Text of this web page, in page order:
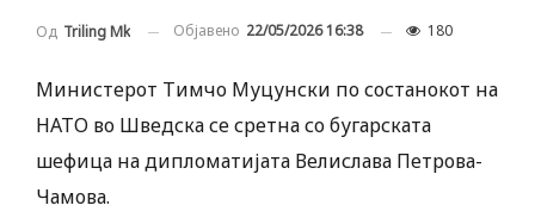
Од Triling Mk Објавено 22/05/2026 16:38 180
Министерот Тимчо Муцунски по состанокот на
НАТО во Шведска се сретна со бугарската
шефица на дипломатијата Велислава Петрова-
Чамова.